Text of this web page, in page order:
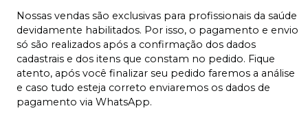
Nossas vendas são exclusivas para profissionais da saúde
devidamente habilitados. Por isso, o pagamento e envio
só são realizados após a confirmação dos dados
cadastrais e dos itens que constam no pedido. Fique
atento, após você finalizar seu pedido faremos a análise
e caso tudo esteja correto enviaremos os dados de
pagamento via WhatsApp.